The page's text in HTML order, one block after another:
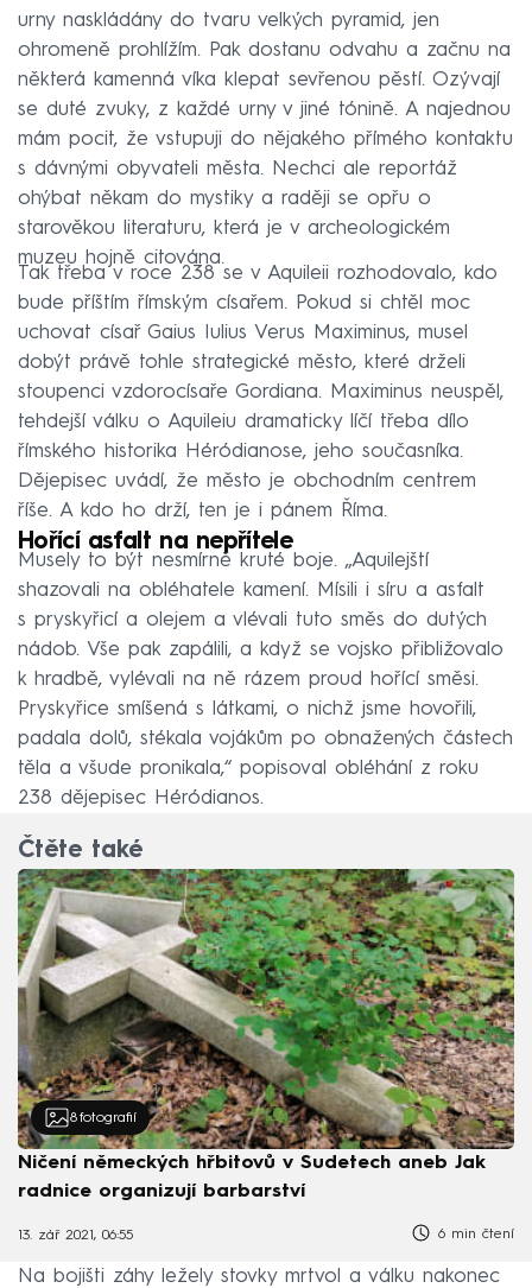
urny naskládány do tvaru velkých pyramid, jen
ohromeně prohlížím. Pak dostanu odvahu a začnu na
některá kamenná víka klepat sevřenou pěstí. Ozývají
se duté zvuky, z každé urny v jiné tónině. A najednou
mám pocit, že vstupuji do nějakého přímého kontaktu
s dávnými obyvateli města. Nechci ale reportáž
ohýbat někam do mystiky a raději se opřu o
starověkou literaturu, která je v archeologickém
muzeu hojně citována.
Tak třeba v roce 238 se v Aquileii rozhodovalo, kdo
bude příštím římským císařem. Pokud si chtěl moc
uchovat císař Gaius Iulius Verus Maximinus, musel
dobýt právě tohle strategické město, které drželi
stoupenci vzdorocísaře Gordiana. Maximinus neuspěl,
tehdejší válku o Aquileiu dramaticky líčí třeba dílo
římského historika Héródianose, jeho současníka.
Dějepisec uvádí, že město je obchodním centrem
říše. A kdo ho drží, ten je i pánem Říma.
Hořící asfalt na nepřítele
Musely to být nesmírně kruté boje. „Aquilejští
shazovali na obléhatele kamení. Mísili i síru a asfalt
s pryskyřicí a olejem a vlévali tuto směs do dutých
nádob. Vše pak zapálili, a když se vojsko přibližovalo
k hradbě, vylévali na ně rázem proud hořící směsi.
Pryskyřice smíšená s látkami, o nichž jsme hovořili,
padala dolů, stékala vojákům po obnažených částech
těla a všude pronikala,“ popisoval obléhání z roku
238 dějepisec Héródianos.
Čtěte také
8 fotografií
Ničení německých hřbitovů v Sudetech aneb Jak
radnice organizují barbarství
13. zář 2021, 06:55 6 min čtení
Na bojišti záhy ležely stovky mrtvol a válku nakonec